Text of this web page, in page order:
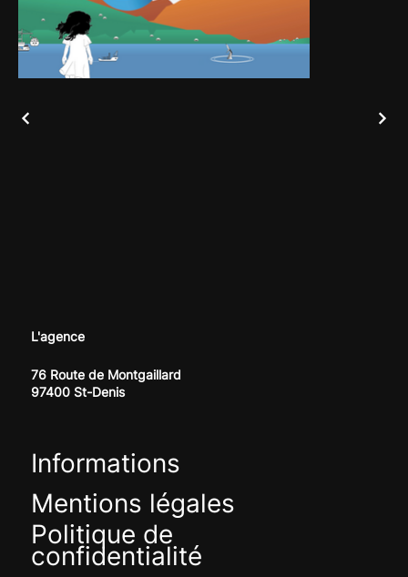
L'agence
76 Route de Montgaillard
97400 St-Denis
Informations
Mentions légales
Politique de
confidentialité